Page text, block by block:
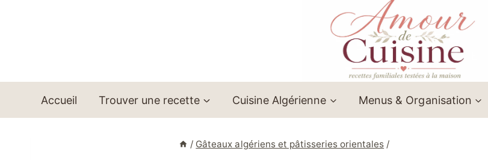
Accueil Trouver une recette Cuisine Algérienne Menus & Organisation
/ Gâteaux algériens et pâtisseries orientales /